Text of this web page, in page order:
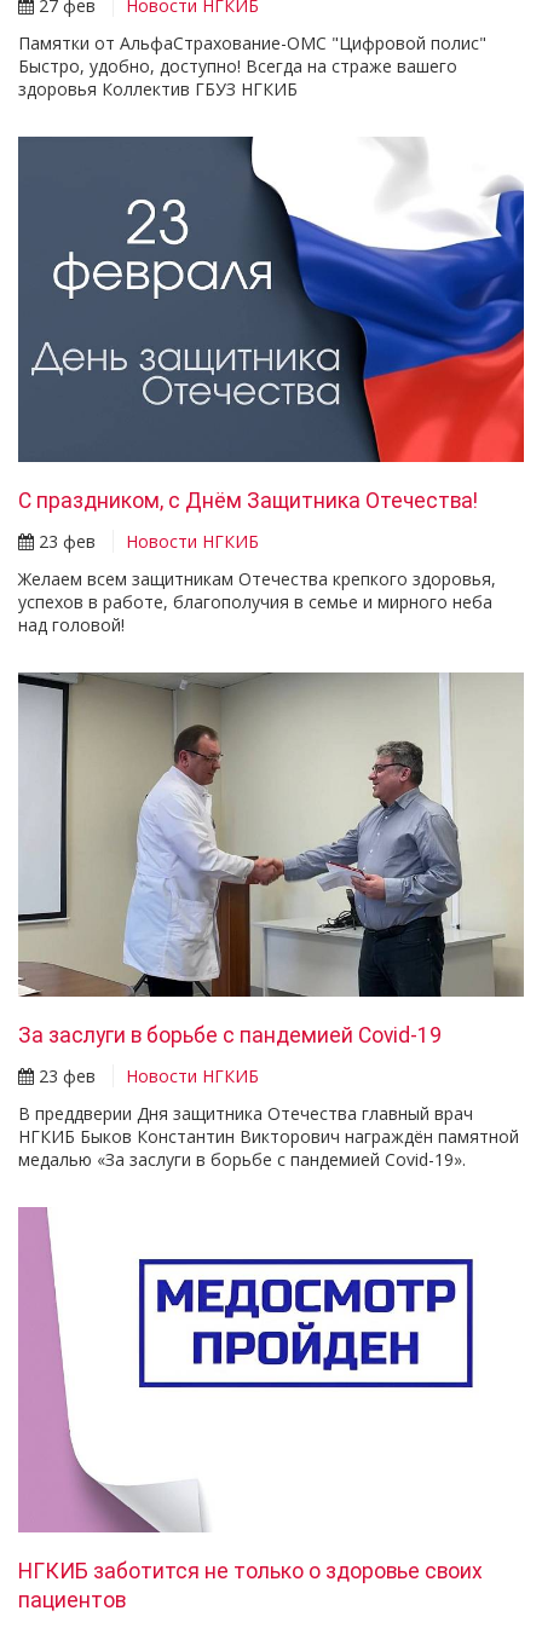
27 фев
Новости НГКИБ
Памятки от АльфаСтрахование-ОМС "Цифровой полис"
Быстро, удобно, доступно! Всегда на страже вашего
здоровья Коллектив ГБУЗ НГКИБ
С праздником, с Днём Защитника Отечества!
23 фев
Новости НГКИБ
Желаем всем защитникам Отечества крепкого здоровья,
успехов в работе, благополучия в семье и мирного неба
над головой!
За заслуги в борьбе с пандемией Covid-19
23 фев
Новости НГКИБ
В преддверии Дня защитника Отечества главный врач
НГКИБ Быков Константин Викторович награждён памятной
медалью «За заслуги в борьбе с пандемией Covid-19».
НГКИБ заботится не только о здоровье своих
пациентов